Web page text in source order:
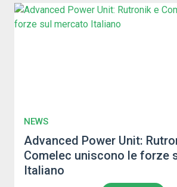
NEWS
Advanced Power Unit:
Comelec uniscono le forze
Italiano